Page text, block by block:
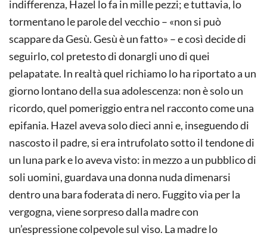
indifferenza, Hazel lo fa in mille pezzi; e tuttavia, lo
tormentano le parole del vecchio – «non si può
scappare da Gesù. Gesù è un fatto» – e così decide di
seguirlo, col pretesto di donargli uno di quei
pelapatate. In realtà quel richiamo lo ha riportato a un
giorno lontano della sua adolescenza: non è solo un
ricordo, quel pomeriggio entra nel racconto come una
epifania. Hazel aveva solo dieci anni e, inseguendo di
nascosto il padre, si era intrufolato sotto il tendone di
un luna park e lo aveva visto: in mezzo a un pubblico di
soli uomini, guardava una donna nuda dimenarsi
dentro una bara foderata di nero. Fuggito via per la
vergogna, viene sorpreso dalla madre con
un’espressione colpevole sul viso. La madre lo